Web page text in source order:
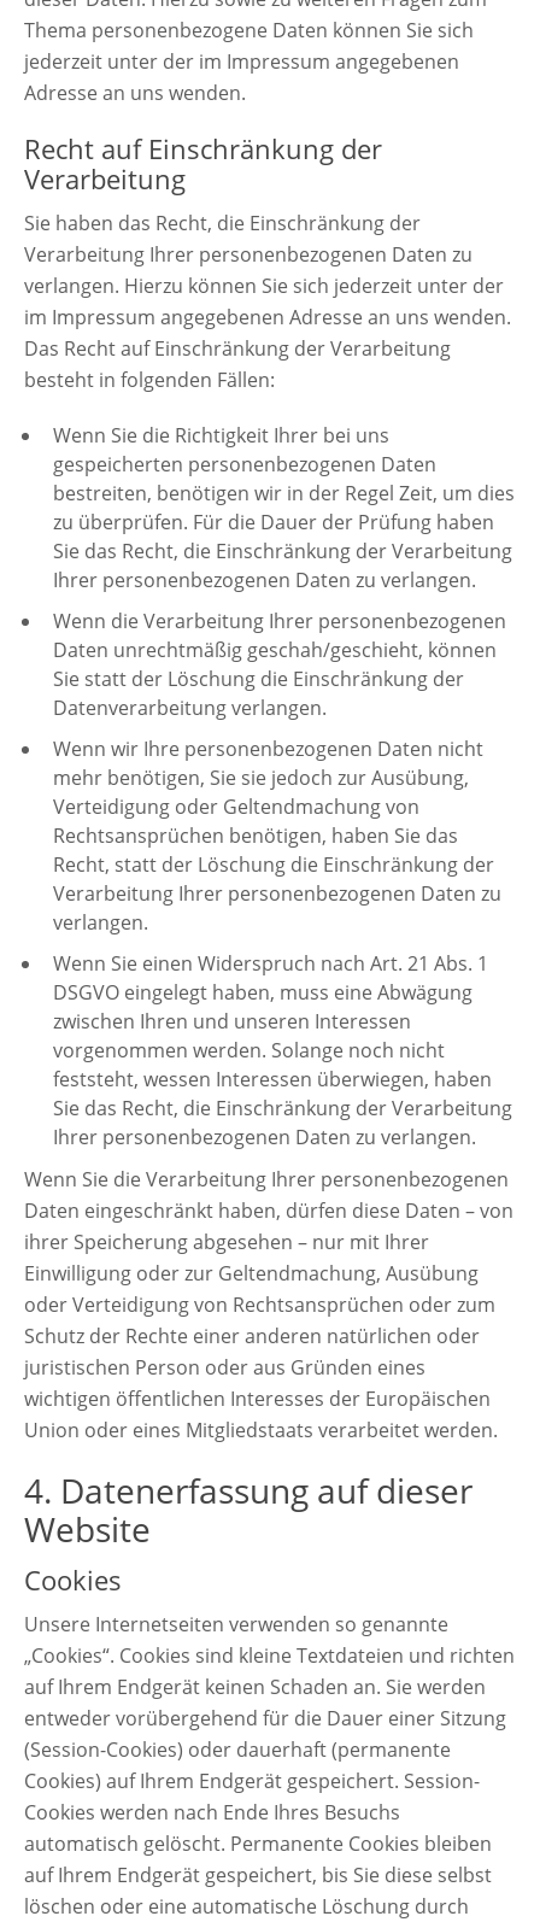
Thema personenbezogene Daten können Sie sich
jederzeit unter der im Impressum angegebenen
Adresse an uns wenden.
Recht auf Einschränkung der
Verarbeitung
Sie haben das Recht, die Einschränkung der
Verarbeitung Ihrer personenbezogenen Daten zu
verlangen. Hierzu können Sie sich jederzeit unter der
im Impressum angegebenen Adresse an uns wenden.
Das Recht auf Einschränkung der Verarbeitung
besteht in folgenden Fällen:
Wenn Sie die Richtigkeit Ihrer bei uns
gespeicherten personenbezogenen Daten
bestreiten, benötigen wir in der Regel Zeit, um dies
zu überprüfen. Für die Dauer der Prüfung haben
Sie das Recht, die Einschränkung der Verarbeitung
Ihrer personenbezogenen Daten zu verlangen.
Wenn die Verarbeitung Ihrer personenbezogenen
Daten unrechtmäßig geschah/geschieht, können
Sie statt der Löschung die Einschränkung der
Datenverarbeitung verlangen.
Wenn wir Ihre personenbezogenen Daten nicht
mehr benötigen, Sie sie jedoch zur Ausübung,
Verteidigung oder Geltendmachung von
Rechtsansprüchen benötigen, haben Sie das
Recht, statt der Löschung die Einschränkung der
Verarbeitung Ihrer personenbezogenen Daten zu
verlangen.
Wenn Sie einen Widerspruch nach Art. 21 Abs. 1
DSGVO eingelegt haben, muss eine Abwägung
zwischen Ihren und unseren Interessen
vorgenommen werden. Solange noch nicht
feststeht, wessen Interessen überwiegen, haben
Sie das Recht, die Einschränkung der Verarbeitung
Ihrer personenbezogenen Daten zu verlangen.
Wenn Sie die Verarbeitung Ihrer personenbezogenen
Daten eingeschränkt haben, dürfen diese Daten – von
ihrer Speicherung abgesehen – nur mit Ihrer
Einwilligung oder zur Geltendmachung, Ausübung
oder Verteidigung von Rechtsansprüchen oder zum
Schutz der Rechte einer anderen natürlichen oder
juristischen Person oder aus Gründen eines
wichtigen öffentlichen Interesses der Europäischen
Union oder eines Mitgliedstaats verarbeitet werden.
4. Datenerfassung auf dieser
Website
Cookies
Unsere Internetseiten verwenden so genannte
„Cookies“. Cookies sind kleine Textdateien und richten
auf Ihrem Endgerät keinen Schaden an. Sie werden
entweder vorübergehend für die Dauer einer Sitzung
(Session-Cookies) oder dauerhaft (permanente
Cookies) auf Ihrem Endgerät gespeichert. Session-
Cookies werden nach Ende Ihres Besuchs
automatisch gelöscht. Permanente Cookies bleiben
auf Ihrem Endgerät gespeichert, bis Sie diese selbst
löschen oder eine automatische Löschung durch